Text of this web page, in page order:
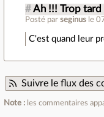
# Ah !!! Trop
Posté parseginus le
C'est quand leur
Suivre le flux des
Note : les commentaires